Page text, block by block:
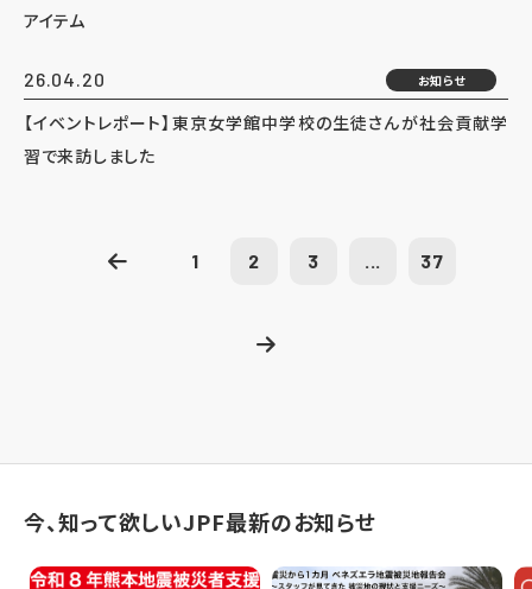
アイテム
26.04.20 お知らせ
【イベントレポート】東京女学館中学校の生徒さんが社会貢献学
習で来訪しました
1 2 3 ... 37
今、知って欲しいJPF最新のお知らせ